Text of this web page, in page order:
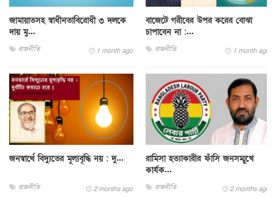
জামায়াতসহ স্বাধীনতাবিরোধী ৩ দলকে
দায় মু...
রাজনীতি 1 month ago
বাজেটে গরীবের উপর করের বোঝা
চাপাবেন না :...
রাজনীতি 1 month ago
জনস্বার্থে বিদ্যুতের মূল্যবৃদ্ধি নয় : দু...
রাজনীতি 2 months ago
রামিসা হত্যাকারীর ফাঁসি জনসম্মুখে
কার্যক...
রাজনীতি 2 months ago